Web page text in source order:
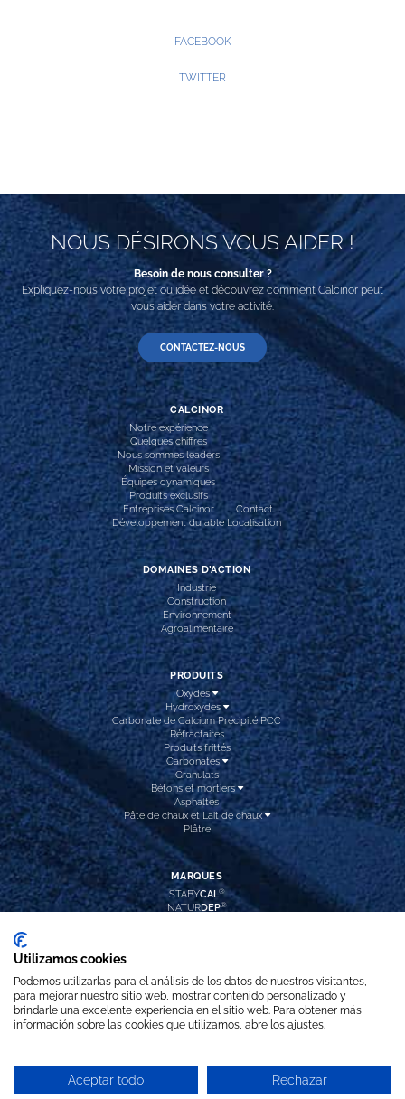
FACEBOOK
TWITTER
NOUS DÉSIRONS VOUS AIDER !
Besoin de nous consulter ?
Expliquez-nous votre projet ou idée et découvrez comment Calcinor peut
vous aider dans votre activité.
CONTACTEZ-NOUS
CALCINOR
Notre expérience
Quelques chiffres
Nous sommes leaders
Mission et valeurs
Équipes dynamiques
Produits exclusifs
Entreprises Calcinor
Développement durable
Contact
Localisation
DOMAINES D’ACTION
Industrie
Construction
Environnement
Agroalimentaire
PRODUITS
Oxydes
Hydroxydes
Carbonate de Calcium Précipité PCC
Réfractaires
Produits frittés
Carbonates
Granulats
Bétons et mortiers
Asphaltes
Pâte de chaux et Lait de chaux
Plâtre
MARQUES
STABYCAL ®
NATURDEP®
ARI BLANC PLUS
CALCITALAVADA
Utilizamos cookies
Podemos utilizarlas para el análisis de los datos de nuestros visitantes,
para mejorar nuestro sitio web, mostrar contenido personalizado y
brindarle una excelente experiencia en el sitio web. Para obtener más
información sobre las cookies que utilizamos, abre los ajustes.
Aceptar todo Rechazar